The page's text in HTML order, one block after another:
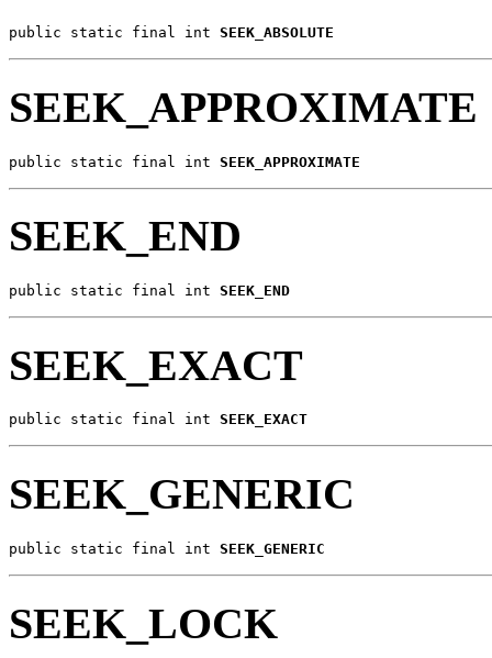
public static final int SEEK_ABSOLUTE
SEEK_APPROXIMATE
public static final int SEEK_APPROXIMATE
SEEK_END
public static final int SEEK_END
SEEK_EXACT
public static final int SEEK_EXACT
SEEK_GENERIC
public static final int SEEK_GENERIC
SEEK_LOCK